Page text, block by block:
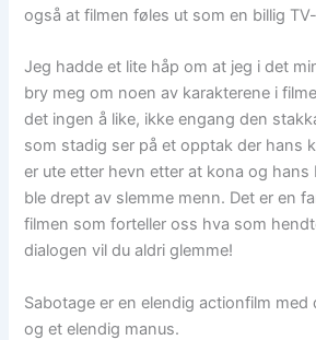
også at filmen føles ut som en billig
Jeg hadde et lite håp om at jeg i det
bry meg om noen av karakterene i
det ingen å like, ikke engang den
som stadig ser på et opptak der hans
er ute etter hevn etter at kona og
ble drept av slemme menn. Det er en
filmen som forteller oss hva som
dialogen vil du aldri glemme!
Sabotage er en elendig actionfilm med
og et elendig manus.